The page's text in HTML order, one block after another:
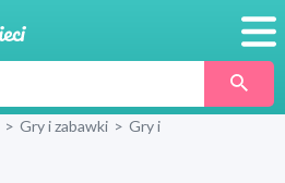
Produkty
> Gry i zabawki > Gry i